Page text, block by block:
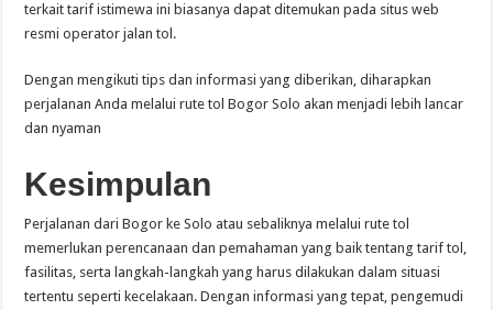
terkait tarif istimewa ini biasanya dapat ditemukan pada situs web
resmi operator jalan tol.
Dengan mengikuti tips dan informasi yang diberikan, diharapkan
perjalanan Anda melalui rute tol Bogor Solo akan menjadi lebih lancar
dan nyaman
Kesimpulan
Perjalanan dari Bogor ke Solo atau sebaliknya melalui rute tol
memerlukan perencanaan dan pemahaman yang baik tentang tarif tol,
fasilitas, serta langkah-langkah yang harus dilakukan dalam situasi
tertentu seperti kecelakaan. Dengan informasi yang tepat, pengemudi